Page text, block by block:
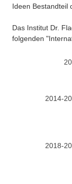
Benzolring-
Ideen Bestandteil
Das Institut Dr.
folgenden
2014-
2018-